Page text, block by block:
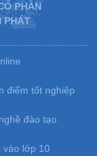
PHẦN
PHÁT
điểm tốt nghiệp
đào tạo
vào lớp 10